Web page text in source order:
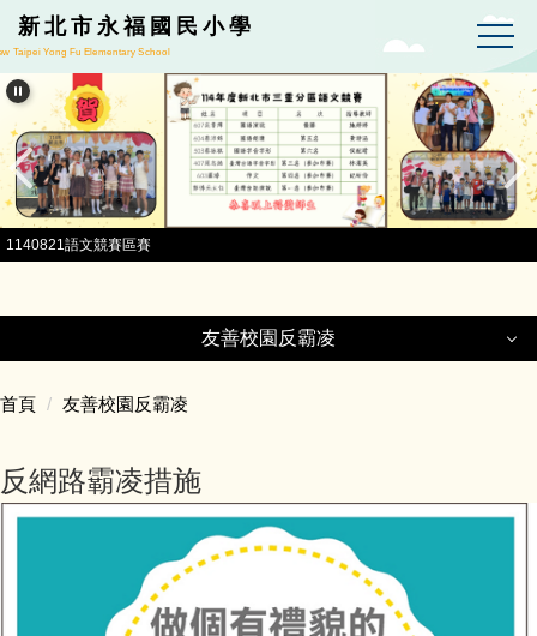
跳到主要內容區
新北市永福國民小學
Taipei Yong Fu Elementary School
1140821語文競賽區賽
友善校園反霸凌
反網路霸凌措施
霸凌防制專線
首頁 友善校園反霸凌
反網路霸凌措施